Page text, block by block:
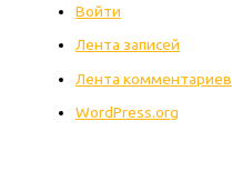
Войти
Лента записей
Лента комментариев
WordPress.org